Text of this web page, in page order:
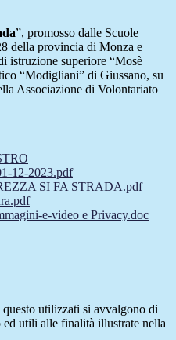
”, promosso dalle Scuole
della provincia di Monza e
istruzione superiore “Mosè
“Modigliani” di Giussano, su
Associazione di Volontariato
12-2023.pdf
SI FA STRADA.pdf
e-video e Privacy.doc
utilizzati si avvalgono di
ed utili alle finalità illustrate nella